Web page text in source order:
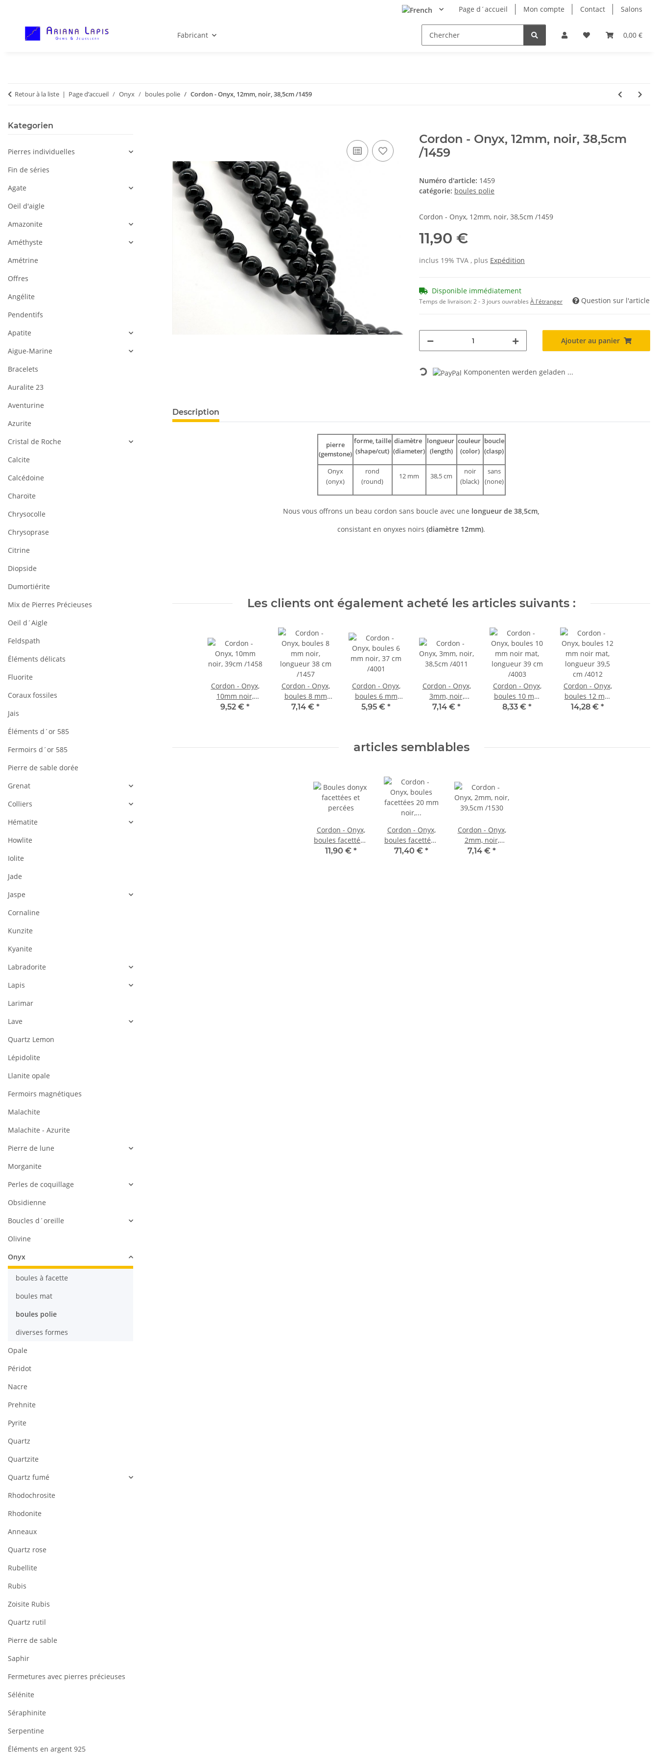
Page d´accueil Mon compte Contact Salons
0,00 €
Fabricant
Retour à la liste Page d’accueil Onyx boules polie Cordon - Onyx, 12mm, noir, 38,5cm /1459
Cordon - Onyx, 12mm, noir, 38,5cm
/1459
Numéro d'article: 1459
catégorie: boules polie
Cordon - Onyx, 12mm, noir, 38,5cm /1459
11,90 €
inclus 19% TVA , plus Expédition
Disponible immédiatement
Temps de livraison:2 - 3 jours ouvrables À l'étranger Question sur l'article
Ajouter au panier
Loading... Komponenten werden geladen ...
#productDetails.showMoreTabs#
Description
pierre
(gemstone)
forme, taille
(shape/cut)
diamètre
(diameter)
longueur
(length)
couleur
(color)
boucle
(clasp)
Onyx
(onyx)
rond
(round)
12 mm 38,5 cm
noir
(black)
sans
(none)
Nous vous offrons un beau cordon sans boucle avec une longueur de 38,5cm,
consistant en onyxes noirs (diamètre 12mm).
Les clients ont également acheté les articles suivants :
Cordon - Onyx,
10mm noir,
39cm /1458
9,52 € *
Cordon - Onyx,
boules 8 mm
noir, longueur
7,14 € *
Cordon - Onyx,
boules 6 mm
noir, 37 cm
5,95 € *
Cordon - Onyx,
3mm, noir,
38,5cm /4011
7,14 € *
Cordon - Onyx,
boules 10 mm
noir mat,
8,33 € *
Cordon - Onyx,
boules 12 mm
noir mat,
14,28 € *
articles semblables
Cordon - Onyx,
boules facettées
8 mm noir,
11,90 € *
Cordon - Onyx,
boules facettées
20 mm noir,
71,40 € *
Cordon - Onyx,
2mm, noir,
39,5cm /1530
7,14 € *
Kategorien
Pierres individuelles
Fin de séries
Agate
Oeil d'aigle
Amazonite
Améthyste
Amétrine
Offres
Angélite
Pendentifs
Apatite
Aigue-Marine
Bracelets
Auralite 23
Aventurine
Azurite
Cristal de Roche
Calcite
Calcédoine
Charoïte
Chrysocolle
Chrysoprase
Citrine
Diopside
Dumortiérite
Mix de Pierres Précieuses
Oeil d´Aigle
Feldspath
Éléments délicats
Fluorite
Coraux fossiles
Jais
Éléments d´or 585
Fermoirs d´or 585
Pierre de sable dorée
Grenat
Colliers
Hématite
Howlite
Iolite
Jade
Jaspe
Cornaline
Kunzite
Kyanite
Labradorite
Lapis
Larimar
Lave
Quartz Lemon
Lépidolite
Llanite opale
Fermoirs magnétiques
Malachite
Malachite - Azurite
Pierre de lune
Morganite
Perles de coquillage
Obsidienne
Boucles d´oreille
Olivine
Onyx
boules à facette
boules mat
boules polie
diverses formes
Opale
Péridot
Nacre
Prehnite
Pyrite
Quartz
Quartzite
Quartz fumé
Rhodochrosite
Rhodonite
Anneaux
Quartz rose
Rubellite
Rubis
Zoisite Rubis
Quartz rutil
Pierre de sable
Saphir
Fermetures avec pierres précieuses
Sélénite
Séraphinite
Serpentine
Éléments en argent 925